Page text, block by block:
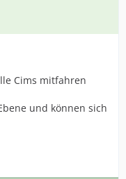
Cims mitfahren
und können sich